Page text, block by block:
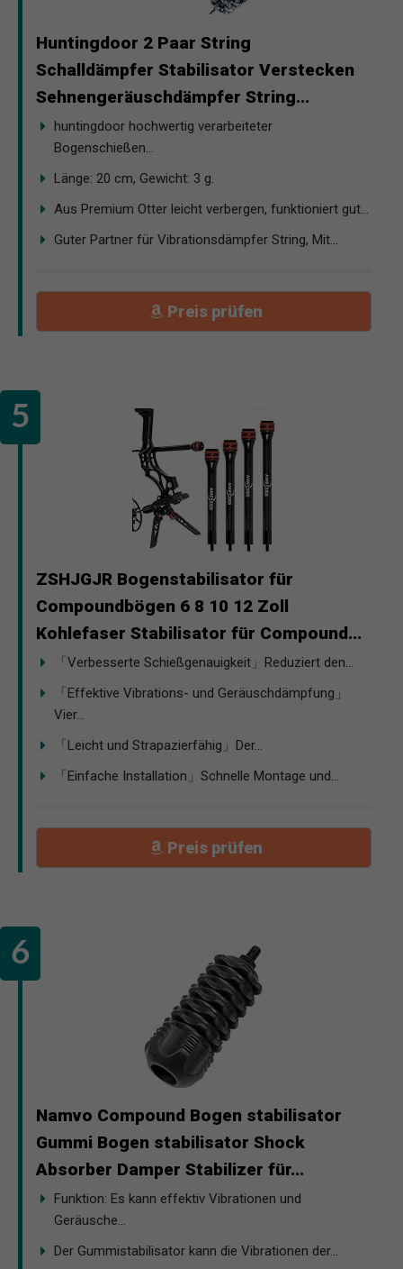
Huntingdoor 2 Paar String
Schalldämpfer Stabilisator Verstecken
Sehnengeräuschdämpfer String...
huntingdoor hochwertig verarbeiteter
Bogenschießen...
Länge: 20 cm, Gewicht: 3 g.
Aus Premium Otter leicht verbergen, funktioniert gut...
Guter Partner für Vibrationsdämpfer String, Mit...
Preis prüfen
ZSHJGJR Bogenstabilisator für
Compoundbögen 6 8 10 12 Zoll
Kohlefaser Stabilisator für Compound...
「Verbesserte Schießgenauigkeit」Reduziert den...
「Effektive Vibrations- und Geräuschdämpfung」
Vier...
「Leicht und Strapazierfähig」Der...
「Einfache Installation」Schnelle Montage und...
Preis prüfen
Namvo Compound Bogen stabilisator
Gummi Bogen stabilisator Shock
Absorber Damper Stabilizer für...
Funktion: Es kann effektiv Vibrationen und
Geräusche...
Der Gummistabilisator kann die Vibrationen der...